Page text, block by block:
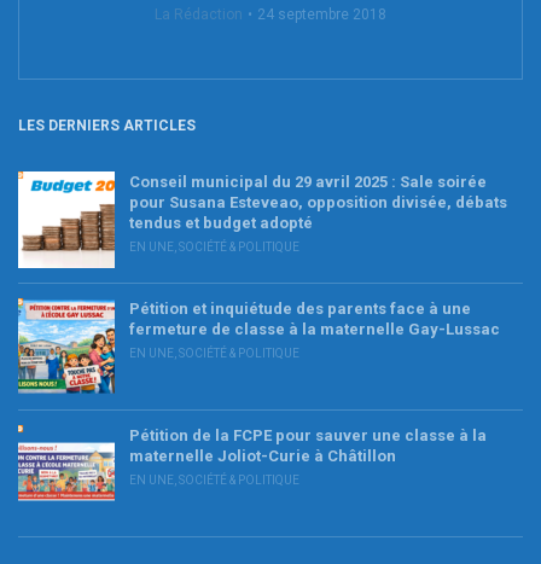
La Rédaction 24 septembre 2018
LES DERNIERS ARTICLES
Conseil municipal du 29 avril 2025 : Sale soirée
pour Susana Esteveao, opposition divisée, débats
tendus et budget adopté
EN UNE SOCIÉTÉ & POLITIQUE
Pétition et inquiétude des parents face à une
fermeture de classe à la maternelle Gay-Lussac
EN UNE SOCIÉTÉ & POLITIQUE
Pétition de la FCPE pour sauver une classe à la
maternelle Joliot-Curie à Châtillon
EN UNE SOCIÉTÉ & POLITIQUE